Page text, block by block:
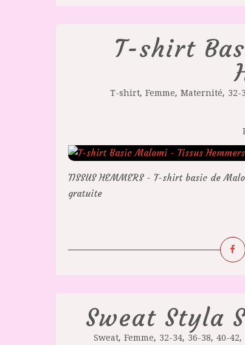
T-shirt
T-shirt, Femme, Maternité, 32-
TISSUS HEMMERS - T-shirt basic de
gratuite
Sweat Styla
Sweat, Femme, 32-34, 36-38, 40-42,